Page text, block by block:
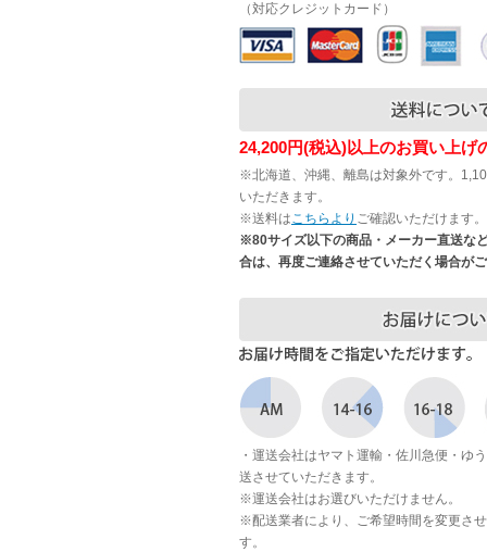
（対応クレジットカード）
24,200円(税込)以上のお買い上げ
※北海道、沖縄、離島は対象外です。
いただきます。
※送料はこちらより ご確認いただけます。
※80サイズ以下の商品・メーカー直送な
合は、再度ご連絡させていただく場合が
・運送会社はヤマト運輸・佐川急便・ゆ
送させていただきます。
※運送会社はお選びいただけません。
※配送業者により、ご希望時間を変更さ
す。